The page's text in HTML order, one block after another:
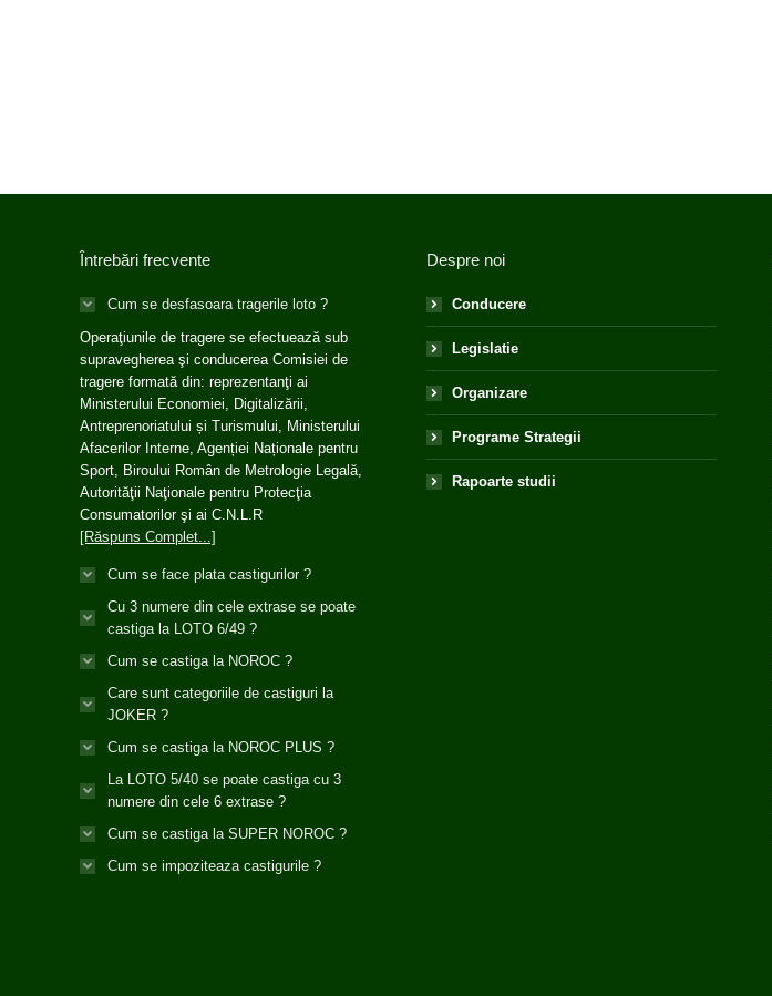
Întrebări frecvente
Cum se desfasoara tragerile loto ?
Operaţiunile de tragere se efectuează sub
supravegherea şi conducerea Comisiei de
tragere formată din: reprezentanţi ai
Ministerului Economiei, Digitalizării,
Antreprenoriatului și Turismului, Ministerului
Afacerilor Interne, Agenției Naționale pentru
Sport, Biroului Român de Metrologie Legală,
Autorităţii Naţionale pentru Protecţia
Consumatorilor şi ai C.N.L.R
[Răspuns Complet...]
Cum se face plata castigurilor ?
Cu 3 numere din cele extrase se poate
castiga la LOTO 6/49 ?
Cum se castiga la NOROC ?
Care sunt categoriile de castiguri la
JOKER ?
Cum se castiga la NOROC PLUS ?
La LOTO 5/40 se poate castiga cu 3
numere din cele 6 extrase ?
Cum se castiga la SUPER NOROC ?
Cum se impoziteaza castigurile ?
Despre noi
Conducere
Legislatie
Organizare
Programe Strategii
Rapoarte studii